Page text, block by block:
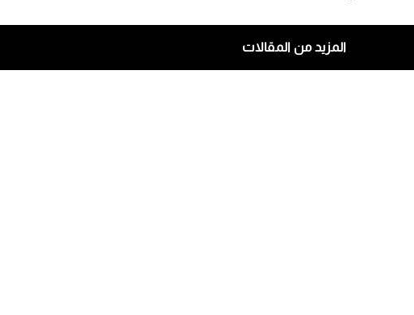
المزيد من المقالات